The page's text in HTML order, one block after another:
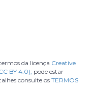
da licença Creative
BY 4.0); pode estar
consulte os TERMOS